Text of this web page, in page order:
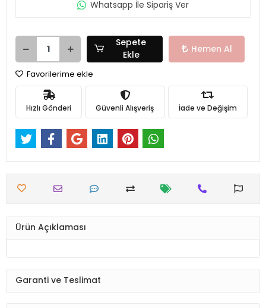
Whatsapp İle Sipariş Ver
Sepete
Ekle
Hemen Al
Favorilerime ekle
Hızlı Gönderi Güvenli Alışveriş İade ve Değişim
Ürün Açıklaması
Garanti ve Teslimat